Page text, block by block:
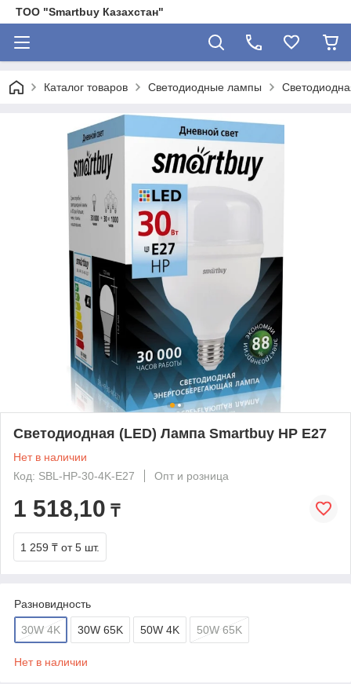
ТОО "Smartbuy Казахстан"
Каталог товаров Светодиодные лампы
Светодиодная (LED) Лампа Smartbuy HP E27
Нет в наличии
Код: SBL-HP-30-4K-E27
Опт и розница
1 518,10 ₸
1 259 ₸ от 5 шт.
Разновидность
30W 4K 30W 65K 50W 4K 50W 65K
Нет в наличии